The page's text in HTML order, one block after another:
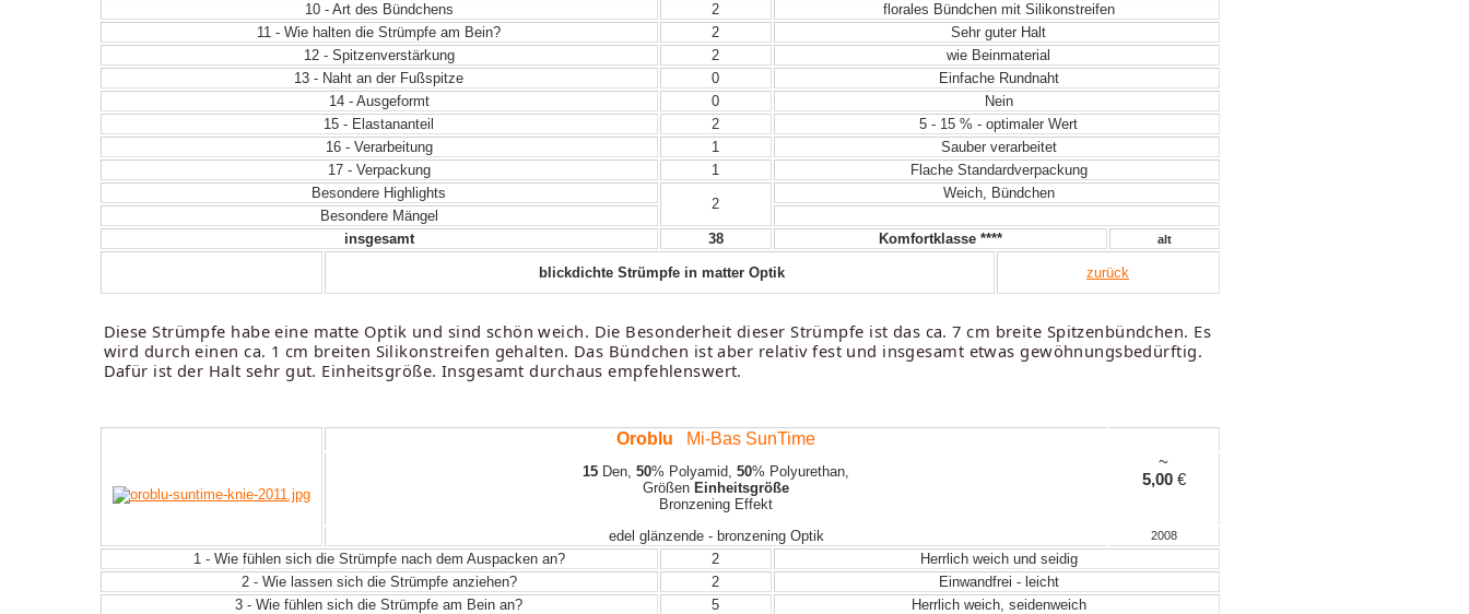
10 - Art des Bündchens
2
florales Bündchen mit Silikonstreifen
11 - Wie halten die Strümpfe am Bein?
2
Sehr guter Halt
12 - Spitzenverstärkung
2
wie Beinmaterial
13 - Naht an der Fußspitze
0
Einfache Rundnaht
14 - Ausgeformt
0
Nein
15 - Elastananteil
2
5 - 15 % - optimaler Wert
16 - Verarbeitung
1
Sauber verarbeitet
17 - Verpackung
1
Flache Standardverpackung
Besondere Highlights
2
Weich, Bündchen
Besondere Mängel
insgesamt
38 Komfortklasse **** alt
blickdichte Strümpfe in matter Optik zurück
Diese Strümpfe habe eine matte Optik und sind schön weich. Die Besonderheit dieser Strümpfe ist das ca. 7 cm breite Spitzenbündchen. Es
wird durch einen ca. 1 cm breiten Silikonstreifen gehalten. Das Bündchen ist aber relativ fest und insgesamt etwas gewöhnungsbedürftig.
Dafür ist der Halt sehr gut. Einheitsgröße. Insgesamt durchaus empfehlenswert.
Oroblu Mi-Bas SunTime
15 Den,50% Polyamid,50% Polyurethan,
Größen Einheitsgröße
Bronzening Effekt
~
5,00€
edel glänzende - bronzening Optik 2008
1 - Wie fühlen sich die Strümpfe nach dem Auspacken an? 2
Herrlich weich und seidig
2 - Wie lassen sich die Strümpfe anziehen?
2
Einwandfrei - leicht
3 - Wie fühlen sich die Strümpfe am Bein an?
5
Herrlich weich, seidenweich